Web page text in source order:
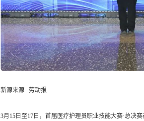
新源来源 劳动报
3月15日至17日，首届医疗护理员职业技能大赛·总决